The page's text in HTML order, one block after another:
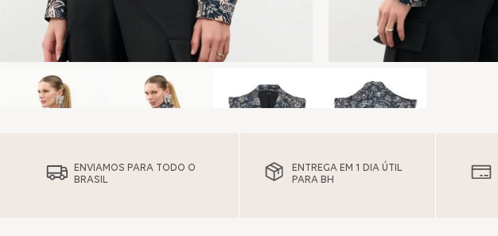
ENVIAMOS PARA TODO O
BRASIL
ENTREGA EM 1 DIA ÚTIL
PARA BH